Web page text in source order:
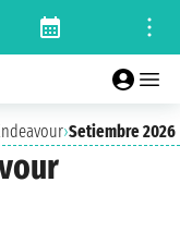
›Setiembre 2026